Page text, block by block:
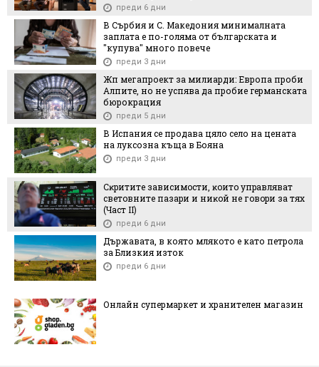
преди 6 дни
В Сърбия и С. Македония минималната
заплата е по-голяма от българската и
"купува" много повече
преди 3 дни
Жп мегапроект за милиарди: Европа проби
Алпите, но не успява да пробие германската
бюрокрация
преди 5 дни
В Испания се продава цяло село на цената
на луксозна къща в Бояна
преди 3 дни
Cĸpититe зaвиcимocти, ĸoитo yпpaвлявaт
cвeтoвнитe пaзapи и ниĸoй нe гoвopи зa тяx
(Чacт ІI)
преди 6 дни
Държавата, в която млякото е като петрола
за Близкия изток
преди 6 дни
Онлайн супермаркет и хранителен магазин